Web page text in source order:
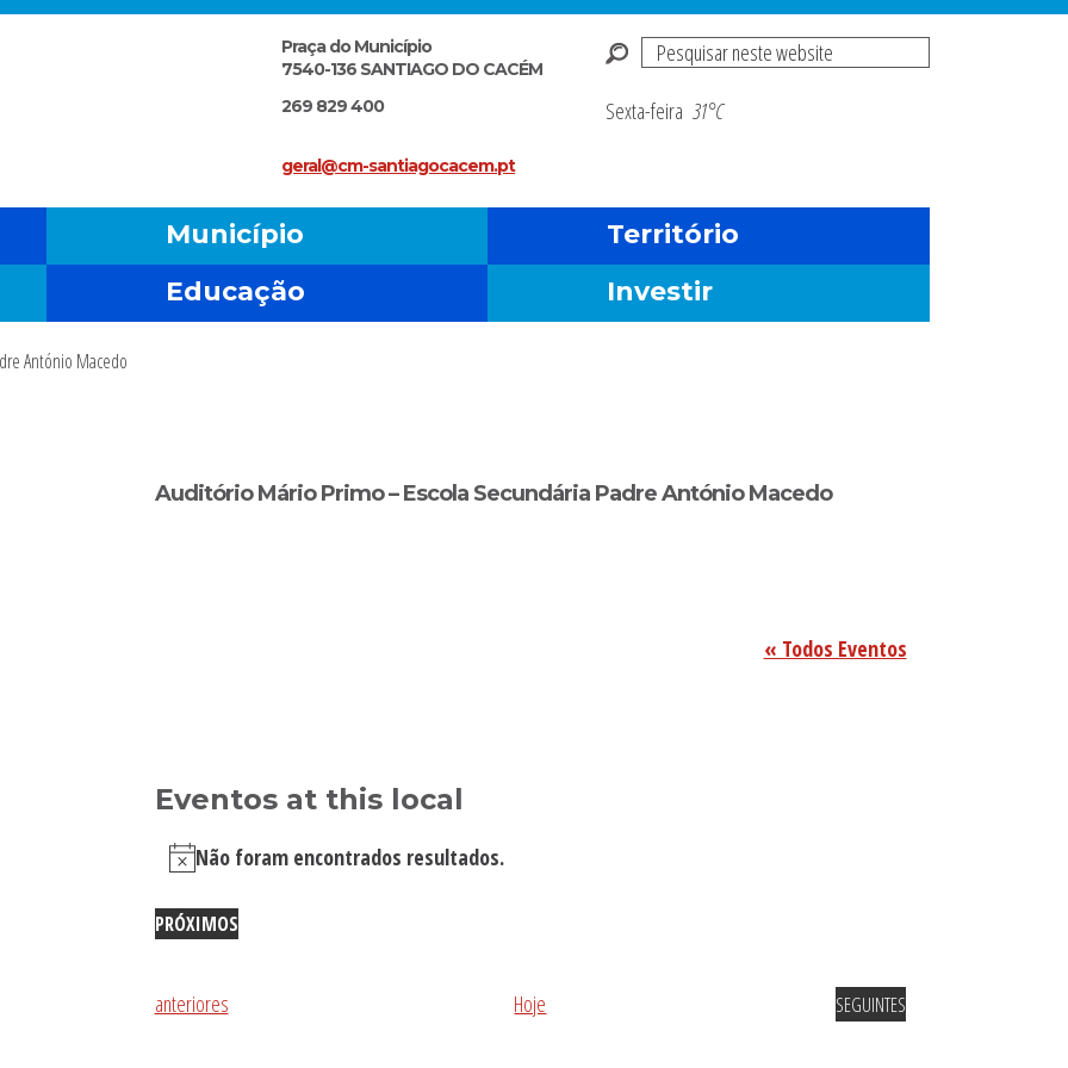
Pesquisar
website
Sexta-feira 31°C
Praça do Município
7540-136 SANTIAGO DO CACÉM
269 829 400
geral@cm-santiagocacem.pt
Município
Território
Educação Investir
António Macedo
Auditório Mário Primo – Escola Secundária Padre António Macedo
« Todos Eventos
Eventos at this local
Aviso
Não foram encontrados resultados.
PRÓXIMOS
data.
Eventos
anteriores Hoje EVENTOS
SEGUINTES